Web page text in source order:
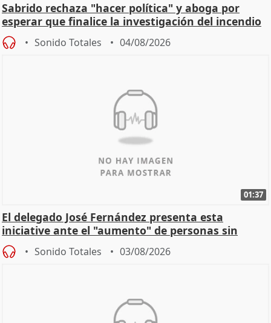
Sabrido rechaza "hacer política" y aboga por
esperar que finalice la investigación del incendio
Sonido Totales 04/08/2026
01:37
El delegado José Fernández presenta esta
iniciative ante el "aumento" de personas sin
hogar en Madri
Sonido Totales 03/08/2026